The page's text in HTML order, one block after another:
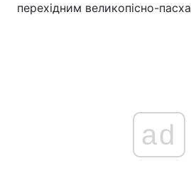
перехідним великопісно-
ad